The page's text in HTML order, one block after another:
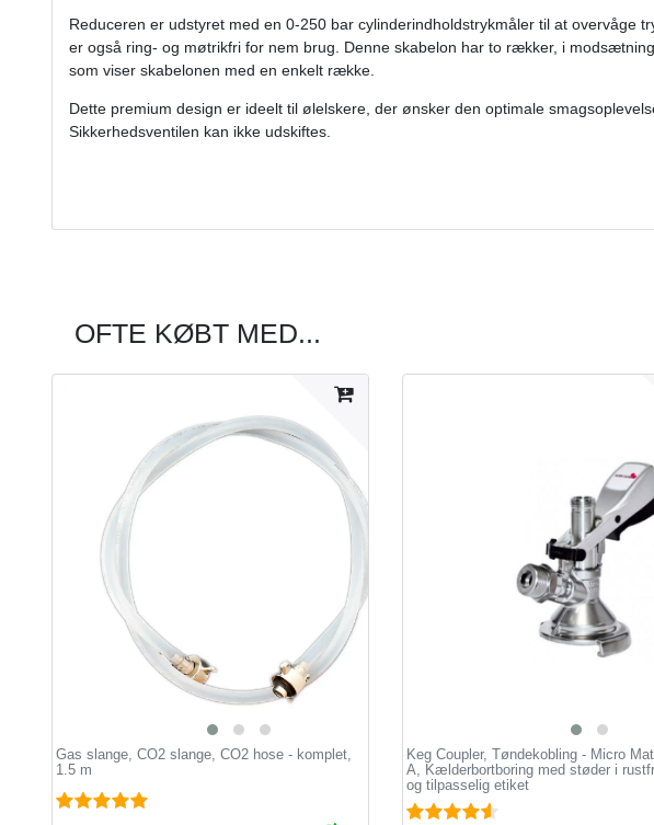
Reduceren er udstyret med en 0-250 bar cylinderindholdstrykmåler til at overvåge
er også ring- og møtrikfri for nem brug. Denne skabelon har to rækker, i
som viser skabelonen med en enkelt række.
Dette premium design er ideelt til ølelskere, der ønsker den optimale
Sikkerhedsventilen kan ikke udskiftes.
OFTE KØBT MED...
Gas slange, CO2 slange, CO2 hose - komplet,
1.5 m
Keg Coupler, Tøndekobling - Micro
A, Kælderbortboring med støder i
og tilpasselig etiket